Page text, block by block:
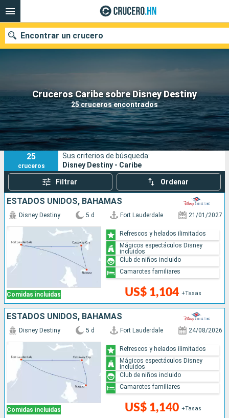
Cruceros Caribe sobre Disney Destiny
25 cruceros encontrados
Encontrar un crucero
Nuestros destinos
Fecha de salida
Puertos Compañías
Buscar
25
cruceros
Sus criterios de búsqueda:
Disney Destiny - Caribe
Filtrar Ordenar
ESTADOS UNIDOS, BAHAMAS
Comidas incluidas
Disney Destiny 5 d Fort Lauderdale 21/01/2027
US$ 1,104 +Tasas
Refrescos y helados ilimitados
Mágicos espectáculos Disney
incluidos
Club de niños incluido
Camarotes familiares
ESTADOS UNIDOS, BAHAMAS
Comidas incluidas
Disney Destiny 5 d Fort Lauderdale 24/08/2026
US$ 1,140 +Tasas
Refrescos y helados ilimitados
Mágicos espectáculos Disney
incluidos
Club de niños incluido
Camarotes familiares